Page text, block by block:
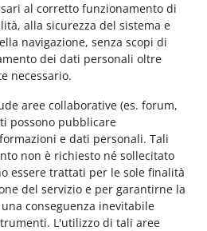
al corretto funzionamento di
alla sicurezza del sistema e
navigazione, senza scopi di
dei dati personali oltre
necessario.
aree collaborative (es. forum,
possono pubblicare
e dati personali. Tali
non è richiesto né sollecitato
essere trattati per le sole finalità
del servizio e per garantirne la
conseguenza inevitabile
L'utilizzo di tali aree